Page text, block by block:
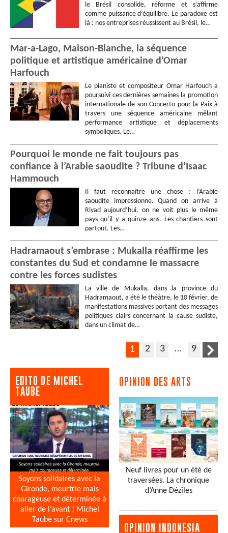
le Brésil consolide, réforme et s’affirme
comme puissance d’équilibre. Le paradoxe est
là : nos entreprises réussissent au Brésil, le…
Mar-a-Lago, Maison-Blanche, la séquence
politique et artistique américaine d’Omar
Harfouch
Le pianiste et compositeur Omar Harfouch a
poursuivi ces dernières semaines la promotion
internationale de son Concerto pour la Paix à
travers une séquence américaine mêlant
performance artistique et déplacements
symboliques. Le…
Pourquoi le monde ne fait toujours pas
confiance à l’Arabie saoudite ? Tribune d’Isaac
Hammouch
Il faut reconnaître une chose : l’Arabie
saoudite impressionne. Quand on arrive à
Riyad aujourd’hui, on ne voit plus le même
pays qu’il y a quinze ans. Les chantiers sont
partout. Les…
Hadramaout s’embrase : Mukalla réaffirme les
constantes du Sud et condamne le massacre
contre les forces sudistes
La ville de Mukalla, dans la province du
Hadramaout, a été le théâtre, le 10 février, de
manifestations massives portant des messages
politiques clairs concernant la cause sudiste,
dans un climat de…
1 2 3 … 9
EDITO DE MICHEL
TAUBE
Soyons solidaires avec la
Gironde, meurtrie mais
courageuse et déterminée à
aller de l’avant ! Michel
Taube sur Cnews
OPINION DES ARTS
Neuf livres pour un été de
traversées. La chronique
d’Anne Dézîles
OPINION INDONESIA